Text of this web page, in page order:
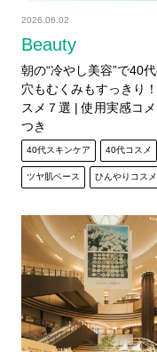
Beauty
2026.06.02
朝の“冷やし美容”で40
穴もむくみもすっきり
スメ７選 | 使用実感コメ
つき
40代スキンケア 40代コスメ
ツヤ肌ベース ひんやりコスメ